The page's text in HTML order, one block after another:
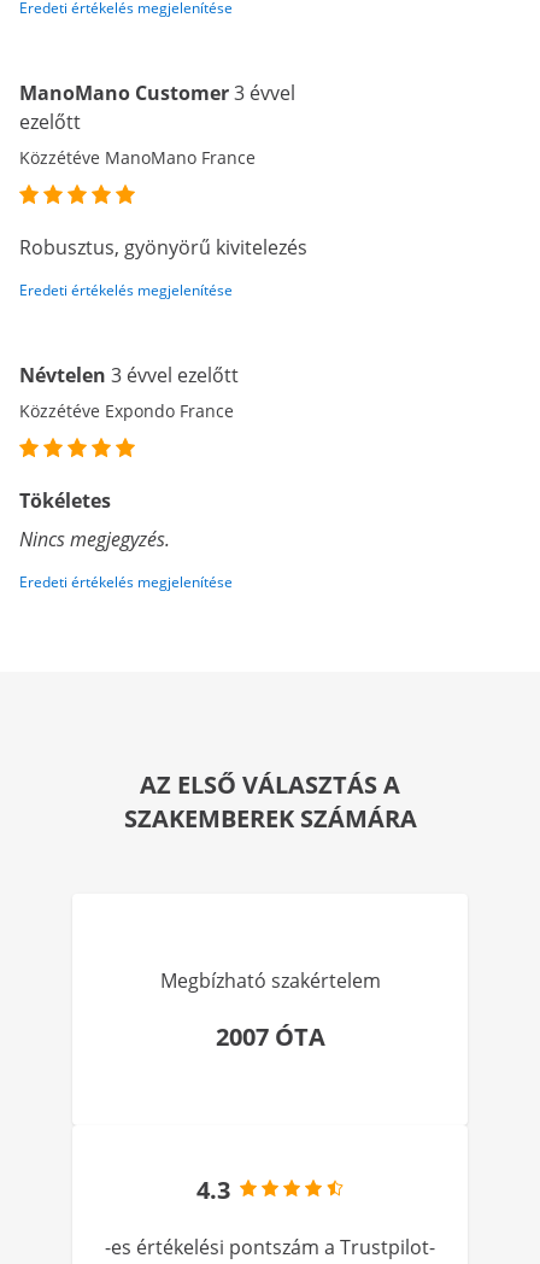
Eredeti értékelés megjelenítése
ManoMano Customer3 évvel
ezelőtt
Közzétéve ManoMano France
Robusztus, gyönyörű kivitelezés
Eredeti értékelés megjelenítése
Névtelen 3 évvel ezelőtt
Közzétéve Expondo France
Tökéletes
Nincs megjegyzés.
Eredeti értékelés megjelenítése
AZ ELSŐ VÁLASZTÁS A
SZAKEMBEREK SZÁMÁRA
Megbízható szakértelem
2007 ÓTA
4.3
-es értékelési pontszám a Trustpilot-